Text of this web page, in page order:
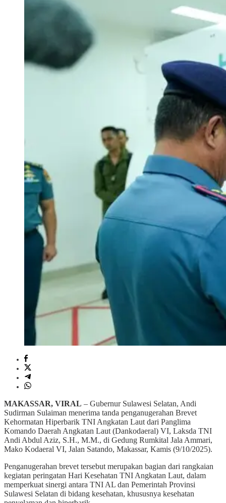
MAKASSAR, VIRAL – Gubernur Sulawesi Selatan, Andi
Sudirman Sulaiman menerima tanda penganugerahan Brevet
Kehormatan Hiperbarik TNI Angkatan Laut dari Panglima
Komando Daerah Angkatan Laut (Dankodaeral) VI, Laksda TNI
Andi Abdul Aziz, S.H., M.M., di Gedung Rumkital Jala Ammari,
Mako Kodaeral VI, Jalan Satando, Makassar, Kamis (9/10/2025).
Penganugerahan brevet tersebut merupakan bagian dari rangkaian
kegiatan peringatan Hari Kesehatan TNI Angkatan Laut, dalam
memperkuat sinergi antara TNI AL dan Pemerintah Provinsi
Sulawesi Selatan di bidang kesehatan, khususnya kesehatan